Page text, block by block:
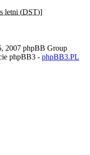
letni (DST)]
2007 phpBB Group
phpBB3 - phpBB3.PL